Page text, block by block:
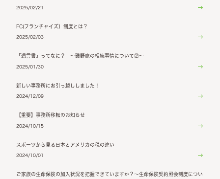
2025/02/21
FC(フランチャイズ）制度とは？
2025/02/03
『遺言書』ってなに？ ～磯野家の相続事情について②～
2025/01/30
新しい事務所にお引っ越ししました！
2024/12/09
【重要】事務所移転のお知らせ
2024/10/15
スポーツから見る日本とアメリカの税の違い
2024/10/01
ご家族の生命保険の加入状況を把握できていますか？～生命保険契約照会制度につい